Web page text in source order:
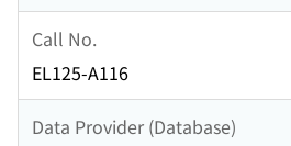
Call No.
EL125-A116
Data Provider (Database)